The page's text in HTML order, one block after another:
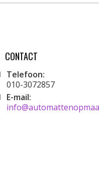
CONTACT
Telefoon:
010-3072857
E-mail: